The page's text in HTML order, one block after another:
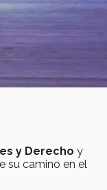
y Derecho y
su camino en el